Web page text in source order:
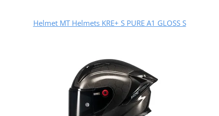
Helmet MT Helmets KRE+ S PURE A1 GLOSS S